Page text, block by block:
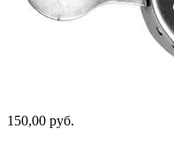
150,00 руб.